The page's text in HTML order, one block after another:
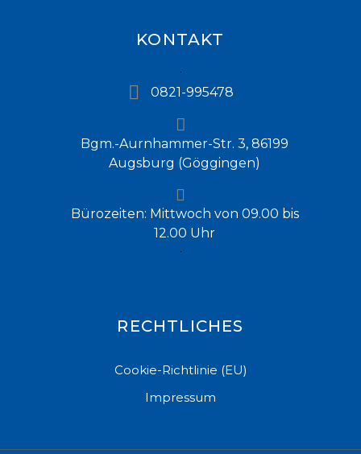
KONTAKT
0821-995478
Bgm.-Aurnhammer-Str. 3, 86199
Augsburg (Göggingen)
Bürozeiten: Mittwoch von 09.00 bis
12.00 Uhr
RECHTLICHES
Cookie-Richtlinie (EU)
Impressum